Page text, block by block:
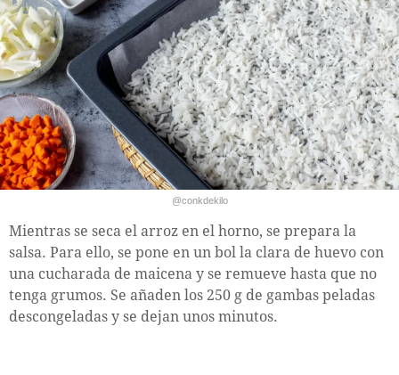
@conkdekilo
Mientras se seca el arroz en el horno, se prepara la
salsa. Para ello, se pone en un bol la clara de huevo con
una cucharada de maicena y se remueve hasta que no
tenga grumos. Se añaden los 250 g de gambas peladas
descongeladas y se dejan unos minutos.